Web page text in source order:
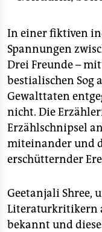
shop
fragen & hilfe
unterstützen
abo
genossenschaft
epaper login
In einer fiktiven
Spannungen
Drei Freunde –
bestialischen Sog
Gewalttaten
nicht. Die
Erzählschnipsel
miteinander und
erschütternder
Geetanjali Shree,
Literaturkritikern
bekannt und